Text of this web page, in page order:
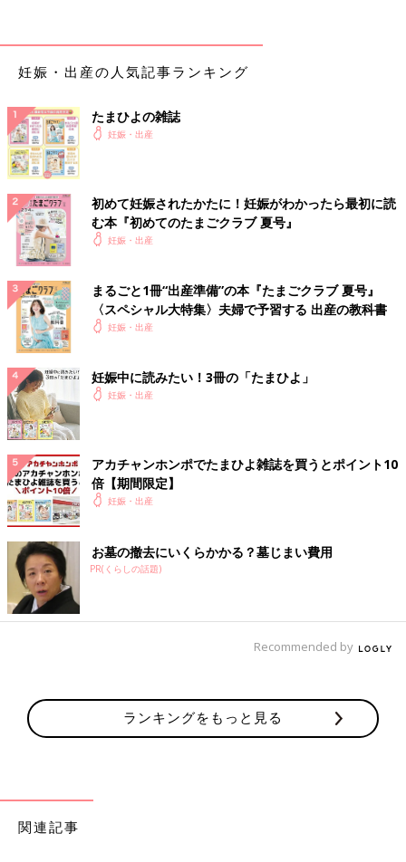
【柊】を使った赤ちゃんの名前例
【柊】を使った女の子の名前例
柊花 （しゅうか）
柊華（しゅうか）
【柊】を使った男の子の名前例
柊 （しゅう）
柊哉（しゅうや）
柊真 （しゅうま）
妊娠・出産の人気記事ランキング
たまひよの雑誌
妊娠・出産
初めて妊娠されたかたに！妊娠がわかったら最初に読
む本『初めてのたまごクラブ 夏号』
妊娠・出産
まるごと1冊“出産準備”の本『たまごクラブ 夏号』
〈スペシャル大特集〉夫婦で予習する 出産の教科書
妊娠・出産
妊娠中に読みたい！3冊の「たまひよ」
妊娠・出産
アカチャンホンポでたまひよ雑誌を買うとポイント10
倍【期間限定】
妊娠・出産
お墓の撤去にいくらかかる？墓じまい費用
PR(くらしの話題)
Recommended by
ランキングをもっと見る
関連記事